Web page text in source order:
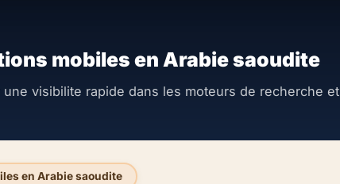
mobiles en Arabie saoudite
visibilite rapide dans les moteurs de recherche et
en Arabie saoudite